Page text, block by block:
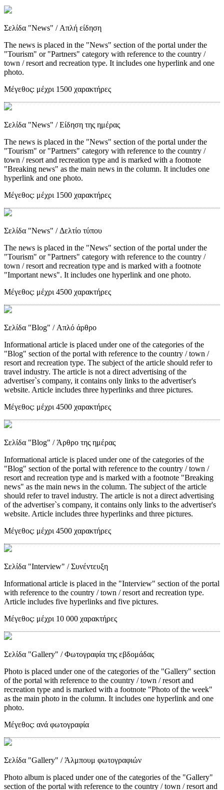
Σελίδα "News" / Απλή είδηση
The news is placed in the "News" section of the portal under the
"Tourism" or "Partners" category with reference to the country /
town / resort and recreation type. It includes one hyperlink and one
photo.
Μέγεθος: μέχρι 1500 χαρακτήρες
Σελίδα "News" / Είδηση της ημέρας
The news is placed in the "News" section of the portal under the
"Tourism" or "Partners" category with reference to the country /
town / resort and recreation type and is marked with a footnote
"Breaking news" as the main news in the column. It includes one
hyperlink and one photo.
Μέγεθος: μέχρι 1500 χαρακτήρες
Σελίδα "News" / Δελτίο τύπου
The news is placed in the "News" section of the portal under the
"Tourism" or "Partners" category with reference to the country /
town / resort and recreation type and is marked with a footnote
"Important news". It includes one hyperlink and one photo.
Μέγεθος: μέχρι 4500 χαρακτήρες
Σελίδα "Blog" / Απλό άρθρο
Informational article is placed under one of the categories of the
"Blog" section of the portal with reference to the country / town /
resort and recreation type. The subject of the article should refer to
travel industry. The article is not a direct advertising of the
advertiser`s company, it contains only links to the advertiser's
website. Article includes three hyperlinks and three pictures.
Μέγεθος: μέχρι 4500 χαρακτήρες
Σελίδα "Blog" / Άρθρο της ημέρας
Informational article is placed under one of the categories of the
"Blog" section of the portal with reference to the country / town /
resort and recreation type and is marked with a footnote "Breaking
news" as the main news in the column. The subject of the article
should refer to travel industry. The article is not a direct advertising
of the advertiser`s company, it contains only links to the advertiser's
website. Article includes three hyperlinks and three pictures.
Μέγεθος: μέχρι 4500 χαρακτήρες
Σελίδα "Interview" / Συνέντευξη
Informational article is placed in the "Interview" section of the portal
with reference to the country / town / resort and recreation type.
Article includes five hyperlinks and five pictures.
Μέγεθος: μέχρι 10 000 χαρακτήρες
Σελίδα "Gallery" / Φωτογραφία της εβδομάδας
Photo is placed under one of the categories of the "Gallery" section
of the portal with reference to the country / town / resort and
recreation type and is marked with a footnote "Photo of the week"
as the main photo in the column. It includes one hyperlink and one
photo.
Μέγεθος: ανά φωτογραφία
Σελίδα "Gallery" / Άλμπουμ φωτογραφιών
Photo album is placed under one of the categories of the "Gallery"
section of the portal with reference to the country / town / resort and